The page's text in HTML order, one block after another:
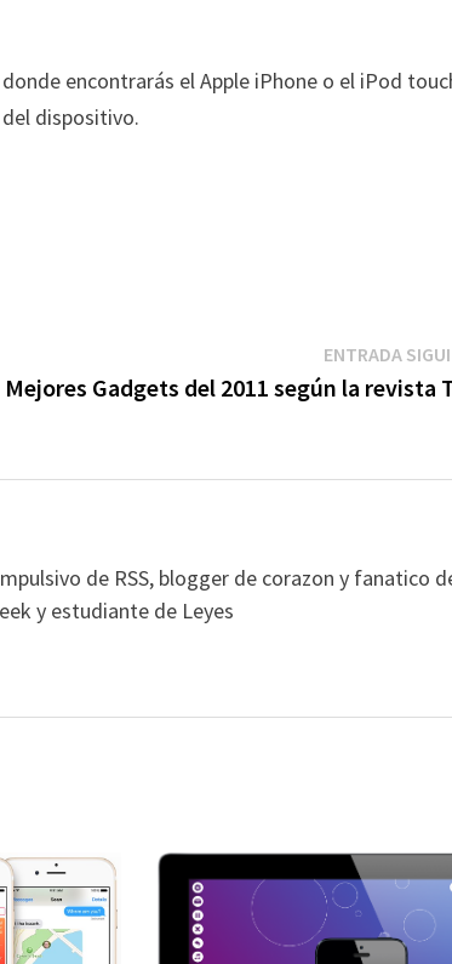
encontrarás el Apple iPhone o el iPod
dispositivo.
ENTRADA
Mejores Gadgets del 2011 según la revista
de RSS, blogger de corazon y fanatico
y estudiante de Leyes